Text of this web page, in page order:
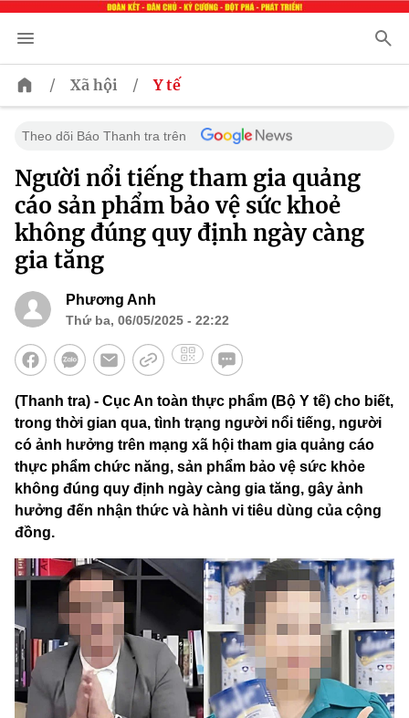
/ Xã hội / Y tế
Theo dõi Báo Thanh tra trên
Người nổi tiếng tham gia quảng
cáo sản phẩm bảo vệ sức khoẻ
không đúng quy định ngày càng
gia tăng
Phương Anh
Thứ ba, 06/05/2025 - 22:22
(Thanh tra) - Cục An toàn thực phẩm (Bộ Y tế) cho biết,
trong thời gian qua, tình trạng người nổi tiếng, người
có ảnh hưởng trên mạng xã hội tham gia quảng cáo
thực phẩm chức năng, sản phẩm bảo vệ sức khỏe
không đúng quy định ngày càng gia tăng, gây ảnh
hưởng đến nhận thức và hành vi tiêu dùng của cộng
đồng.